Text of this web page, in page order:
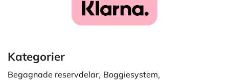
Kategorier
Begagnade reservdelar, Boggiesystem,